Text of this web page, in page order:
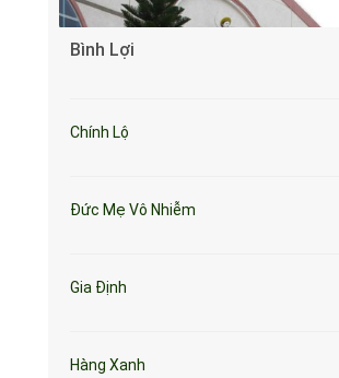
Bình Lợi
Chính Lộ
Đức Mẹ Vô Nhiễm
Gia Định
Hàng Xanh